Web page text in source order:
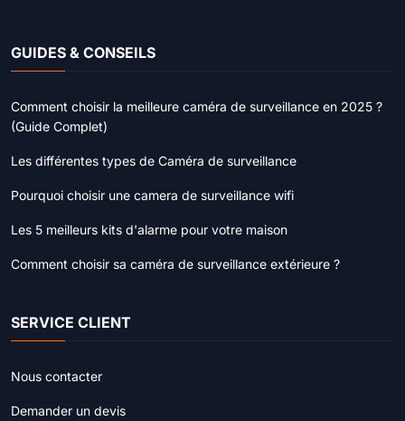
GUIDES & CONSEILS
Comment choisir la meilleure caméra de surveillance en 2025 ?
(Guide Complet)
Les différentes types de Caméra de surveillance
Pourquoi choisir une camera de surveillance wifi
Les 5 meilleurs kits d'alarme pour votre maison
Comment choisir sa caméra de surveillance extérieure ?
SERVICE CLIENT
Nous contacter
Demander un devis